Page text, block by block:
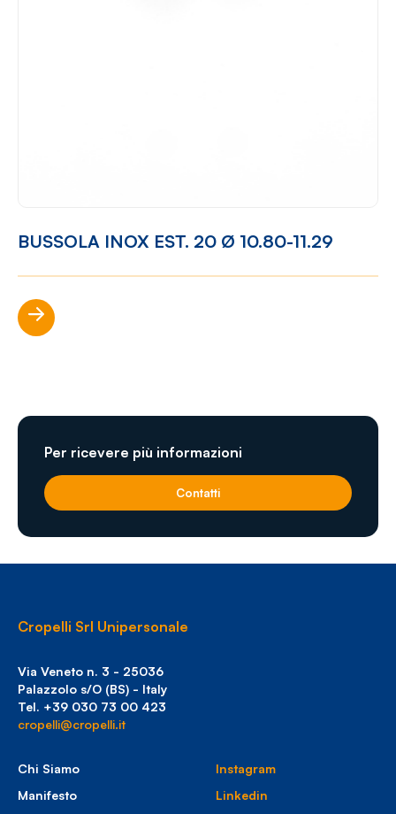
BUSSOLA INOX EST. 20 Ø 10.80-11.29
Scopri di più
Per ricevere più informazioni
Contatti
Cropelli Srl Unipersonale
Via Veneto n. 3 - 25036
Palazzolo s/O (BS) - Italy
Tel. +39 030 73 00 423
cropelli@cropelli.it
Chi Siamo
Manifesto
Instagram
Linkedin